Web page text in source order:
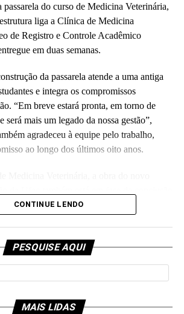
e representantes da construtora
Ascom/Ufac)
passarela do curso de Medicina Veterinária,
liga a Clínica de Medicina
de Registro e Controle Acadêmico
em duas semanas.
da passarela atende a uma antiga
e integra os compromissos
“Em breve estará pronta, em torno de
será mais um legado da nossa gestão”,
agradeceu à equipe pelo trabalho,
ao longo dos últimos oito anos.
em breve.
CONTINUE LENDO
PESQUISE AQUI
MAIS LIDAS